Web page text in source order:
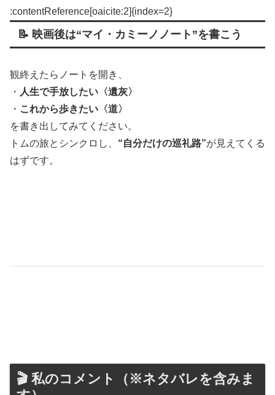
:contentReference[oaicite:2]{index=2}
📝 映画後は“マイ・カミーノノート”を書こう
観終えたらノートを開き、
・ 人生で手放したい〈遺灰〉
・ これから歩きたい〈道〉
を書き出してみてください。
トムの旅とシンクロし、 “自分だけの巡礼路”が見えてくる
はずです。
🎬 私のコメント（※ネタバレを含みま